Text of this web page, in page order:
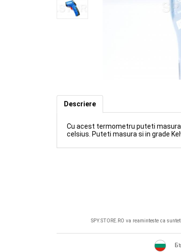
Descriere
Cu acest termometru puteti
celsius. Puteti masura si in grade
SPY.STORE.RO va reaminteste ca